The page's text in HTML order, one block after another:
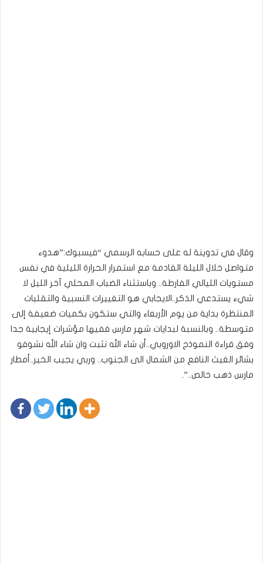
وقال في تدوينة له على حسابه الرسمي “فيسبوك:”هدوء
متواصل خلال الليلة القادمة مع استمرار الحرارة الليلية في نفس
مستويات الليالي الفارطة.. وباستثناء الضباب المحلي آخر الليل لا
شيء يستدعي الذكر..الايجابي هو التغييرات النسبية والتقلبات
المنتظرة بداية من يوم الأربعاء والتي ستكون بكميات ضعيفة إلى
متوسطة.. وبالنسبة لبدايات شهر مارس ففيها مؤشرات إيجابية جدا
وفق قراءة النموذج الاوروبي..أن شاء الله تثبت وان شاء الله نشوفو
بشائر الغيث النافع من الشمال الى الجنوب.. وربي يجيب الخير..أمطار
مارس ذهب خالص..”.